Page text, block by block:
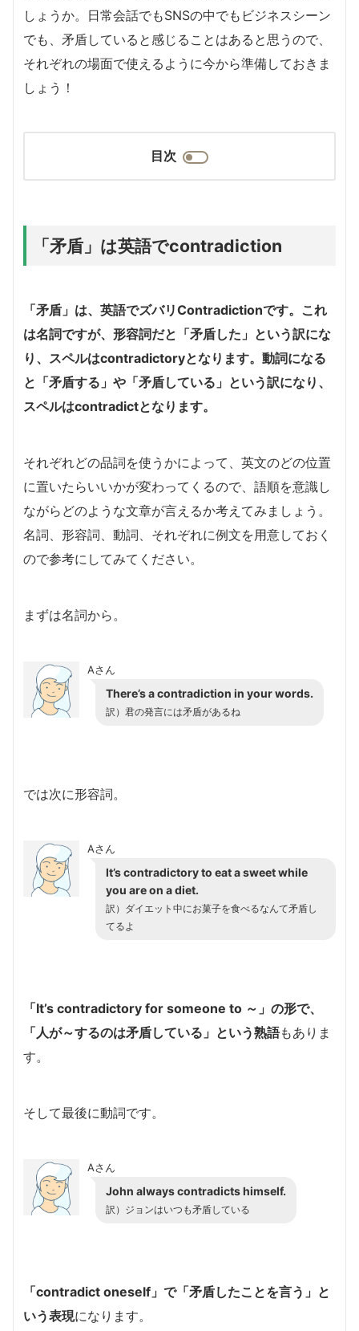
しょうか。日常会話でもSNSの中でもビジネスシーン
でも、矛盾していると感じることはあると思うので、
それぞれの場面で使えるように今から準備しておきま
しょう！
目次
「矛盾」は英語でcontradiction
「矛盾」は、英語でズバリContradictionです。 これ
は名詞ですが、形容詞だと「矛盾した」という訳にな
り、スペルはcontradictoryとなります。動詞になる
と「矛盾する」や「矛盾している」という訳になり、
スペルはcontradictとなります。
それぞれどの品詞を使うかによって、英文のどの位置
に置いたらいいかが変わってくるので、語順を意識し
ながらどのような文章が言えるか考えてみましょう。
名詞、形容詞、動詞、それぞれに例文を用意しておく
ので参考にしてみてください。
まずは名詞から。
Aさん
There’s a contradiction in your words.
訳）君の発言には矛盾があるね
では次に形容詞。
Aさん
It’s contradictory to eat a sweet while
you are on a diet.
訳）ダイエット中にお菓子を食べるなんて矛盾し
てるよ
「It’s contradictory for someone to ～」の形で、
「人が～するのは矛盾している」という熟語もありま
す。
そして最後に動詞です。
Aさん
John always contradicts himself.
訳）ジョンはいつも矛盾している
「contradict oneself」で「矛盾したことを言う」と
いう表現になります。